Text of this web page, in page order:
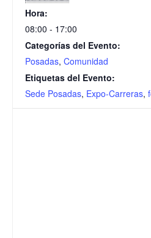
Hora:
08:00 - 17:00
Categorías del Evento:
Posadas, Comunidad
Etiquetas del Evento:
Sede Posadas, Expo-Carreras,